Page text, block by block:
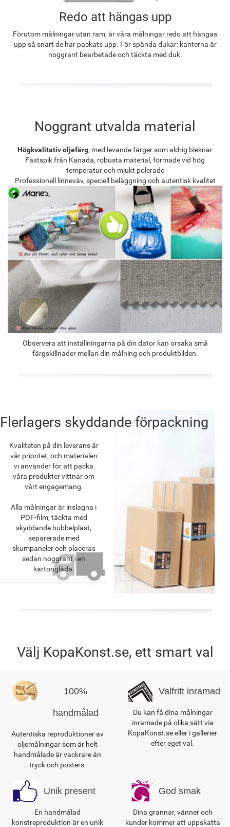
Redo att hängas upp
Förutom målningar utan ram, är våra målningar redo att hängas
upp så snart de har packats upp. För spända dukar: kanterna är
noggrant bearbetade och täckta med duk.
Noggrant utvalda material
Högkvalitativ oljefärg, med levande färger som aldrig bleknar
Fästspik från Kanada, robusta material, formade vid hög
temperatur och mjukt polerade
Professionell linneväv, speciell beläggning och autentisk kvalitet
Observera att inställningarna på din dator kan orsaka små
färgskillnader mellan din målning och produktbilden.
Flerlagers skyddande förpackning
Kvaliteten på din leverans är
vår prioritet, och materialen
vi använder för att packa
våra produkter vittnar om
vårt engagemang.
Alla målningar är inslagna i
POF-film, täckta med
skyddande bubbelplast,
separerade med
skumpaneler och placeras
sedan noggrant i en
kartonglåda.
Välj KopaKonst.se, ett smart val
100%
handmålad
Autentiska reproduktioner av
oljemålningar som är helt
handmålade är vackrare än
tryck och posters.
Valfritt inramad
Du kan få dina målningar
inramade på olika sätt via
KopaKonst.se eller i gallerier
efter eget val.
Unik present
En handmålad
konstreproduktion är en unik
God smak
Dina grannar, vänner och
kunder kommer att uppskatta